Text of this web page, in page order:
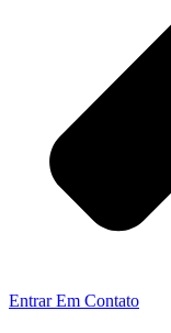
Entrar Em Contato